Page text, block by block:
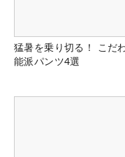
猛暑を乗り切る！ こだ
能派パンツ4選